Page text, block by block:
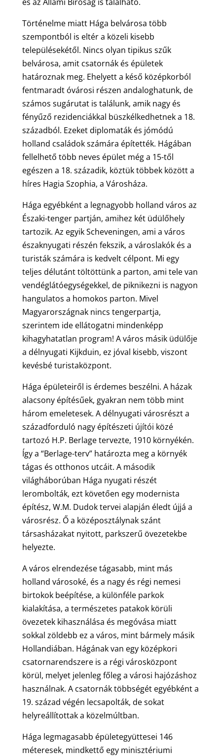
Történelme miatt Hága belvárosa több
szempontból is eltér a közeli kisebb
településekétől. Nincs olyan tipikus szűk
belvárosa, amit csatornák és épületek
határoznak meg. Ehelyett a késő középkorból
fentmaradt óvárosi részen andaloghatunk, de
számos sugárutat is találunk, amik nagy és
fényűző rezidenciákkal büszkélkedhetnek a 18.
századból. Ezeket diplomaták és jómódú
holland családok számára építették. Hágában
fellelhető több neves épület még a 15-től
egészen a 18. századik, köztük többek között a
híres Hagia Szophia, a Városháza.
Hága egyébként a legnagyobb holland város az
Északi-tenger partján, amihez két üdülőhely
tartozik. Az egyik Scheveningen, ami a város
északnyugati részén fekszik, a városlakók és a
turisták számára is kedvelt célpont. Mi egy
teljes délutánt töltöttünk a parton, ami tele van
vendéglátóegységekkel, de piknikezni is nagyon
hangulatos a homokos parton. Mivel
Magyarországnak nincs tengerpartja,
szerintem ide ellátogatni mindenképp
kihagyhatatlan program! A város másik üdülője
a délnyugati Kijkduin, ez jóval kisebb, viszont
kevésbé turistaközpont.
Hága épületeiről is érdemes beszélni. A házak
alacsony építésűek, gyakran nem több mint
három emeletesek. A délnyugati városrészt a
századforduló nagy építészeti újítói közé
tartozó H.P. Berlage tervezte, 1910 környékén.
Így a “Berlage-terv” határozta meg a környék
tágas és otthonos utcáit. A második
világháborúban Hága nyugati részét
lerombolták, ezt követően egy modernista
építész, W.M. Dudok tervei alapján éledt újjá a
városrész. Ő a középosztálynak szánt
társasházakat nyitott, parkszerű övezetekbe
helyezte.
A város elrendezése tágasabb, mint más
holland városoké, és a nagy és régi nemesi
birtokok beépítése, a különféle parkok
kialakítása, a természetes patakok körüli
övezetek kihasználása és megóvása miatt
sokkal zöldebb ez a város, mint bármely másik
Hollandiában. Hágának van egy középkori
csatornarendszere is a régi városközpont
körül, melyet jelenleg főleg a városi hajózáshoz
használnak. A csatornák többségét egyébként a
19. század végén lecsapolták, de sokat
helyreállítottak a közelmúltban.
Hága legmagasabb épületegyüttesei 146
méteresek, mindkettő egy minisztériumi